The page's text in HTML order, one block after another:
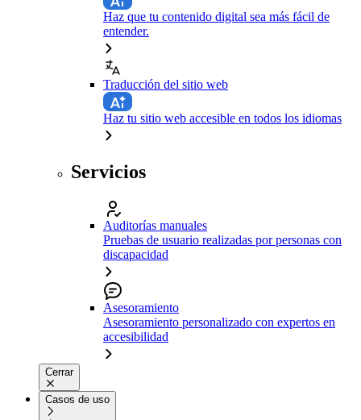
Haz que tu contenido digital sea más fácil de
entender.
Traducción del sitio web
Haz tu sitio web accesible en todos los idiomas
Servicios
Auditorías manuales
Pruebas de usuario realizadas por personas con
discapacidad
Asesoramiento
Asesoramiento personalizado con expertos en
accesibilidad
Cerrar
Casos de uso